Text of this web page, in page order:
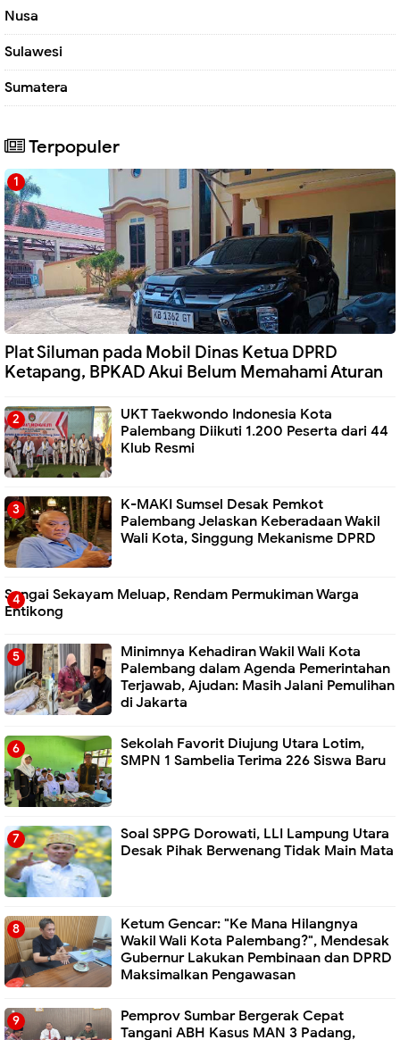
Nusa
Sulawesi
Sumatera
Terpopuler
Plat Siluman pada Mobil Dinas Ketua DPRD
Ketapang, BPKAD Akui Belum Memahami Aturan
UKT Taekwondo Indonesia Kota
Palembang Diikuti 1.200 Peserta dari 44
Klub Resmi
K-MAKI Sumsel Desak Pemkot
Palembang Jelaskan Keberadaan Wakil
Wali Kota, Singgung Mekanisme DPRD
Sungai Sekayam Meluap, Rendam Permukiman Warga
Entikong
Minimnya Kehadiran Wakil Wali Kota
Palembang dalam Agenda Pemerintahan
Terjawab, Ajudan: Masih Jalani Pemulihan
di Jakarta
Sekolah Favorit Diujung Utara Lotim,
SMPN 1 Sambelia Terima 226 Siswa Baru ‎
Soal SPPG Dorowati, LLI Lampung Utara
Desak Pihak Berwenang Tidak Main Mata
Ketum Gencar: "Ke Mana Hilangnya
Wakil Wali Kota Palembang?", Mendesak
Gubernur Lakukan Pembinaan dan DPRD
Maksimalkan Pengawasan
Pemprov Sumbar Bergerak Cepat
Tangani ABH Kasus MAN 3 Padang,